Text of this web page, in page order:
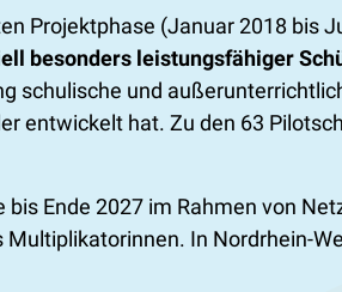
Projektphase (Januar 2018 bis
besonders leistungsfähiger
schulische und
entwickelt hat. Zu den 63
Ende 2027 im Rahmen von
In Nordrhein-